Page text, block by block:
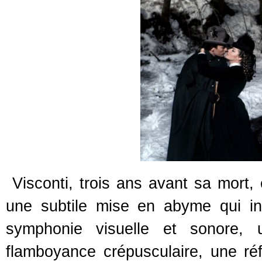
Visconti, trois ans avant sa
une subtile mise en abyme qui
symphonie visuelle et
flamboyance crépusculaire, une